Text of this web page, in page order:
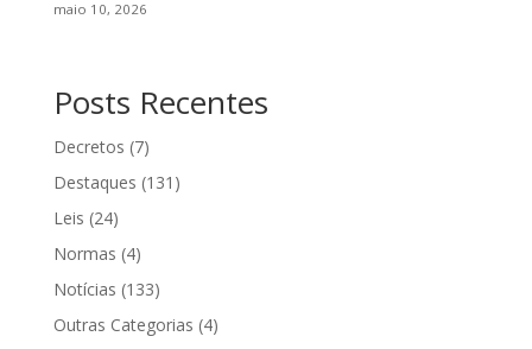
maio 10, 2026
Posts Recentes
Decretos (7)
Destaques (131)
Leis (24)
Normas (4)
Notícias (133)
Outras Categorias (4)